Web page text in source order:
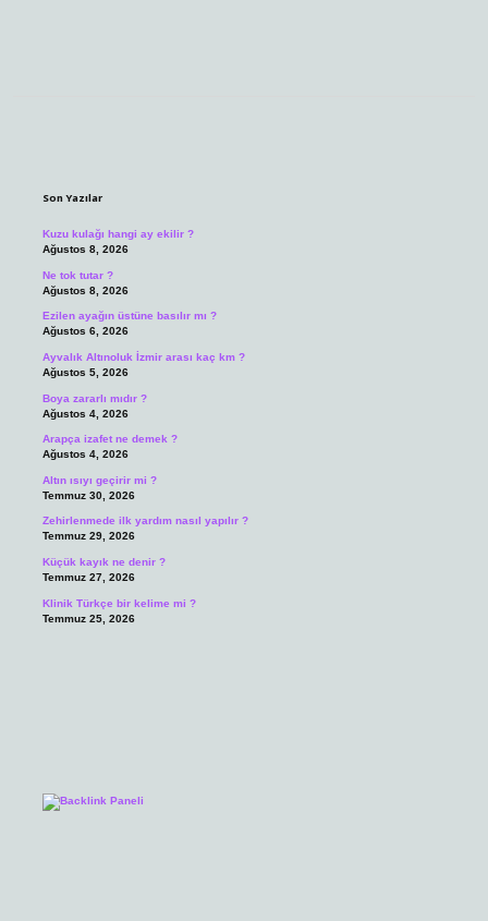
Son Yazılar
Kuzu kulağı hangi ay ekilir ?
Ağustos 8, 2026
Ne tok tutar ?
Ağustos 8, 2026
Ezilen ayağın üstüne basılır mı ?
Ağustos 6, 2026
Ayvalık Altınoluk İzmir arası kaç km ?
Ağustos 5, 2026
Boya zararlı mıdır ?
Ağustos 4, 2026
Arapça izafet ne demek ?
Ağustos 4, 2026
Altın ısıyı geçirir mi ?
Temmuz 30, 2026
Zehirlenmede ilk yardım nasıl yapılır ?
Temmuz 29, 2026
Küçük kayık ne denir ?
Temmuz 27, 2026
Klinik Türkçe bir kelime mi ?
Temmuz 25, 2026